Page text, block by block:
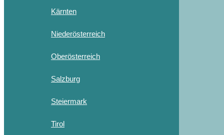
Kärnten
Niederösterreich
Oberösterreich
Salzburg
Steiermark
Tirol